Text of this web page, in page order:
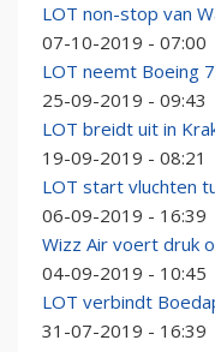
LOT non-stop van
07-10-2019 - 07:00
LOT neemt Boeing
25-09-2019 - 09:43
LOT breidt uit in
19-09-2019 - 08:21
LOT start vluchten
06-09-2019 - 16:39
Wizz Air voert druk
04-09-2019 - 10:45
LOT verbindt
31-07-2019 - 16:39